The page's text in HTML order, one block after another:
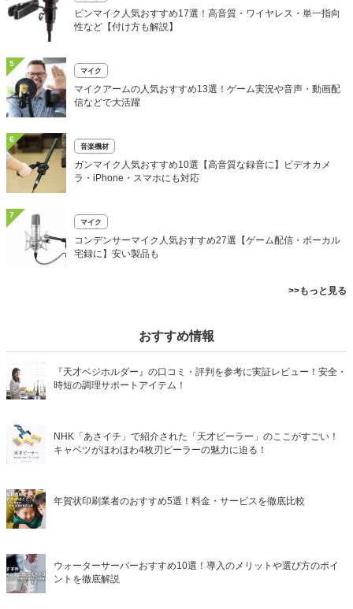
ピンマイク人気おすすめ17選！高音質・ワイヤレス・単一指向
性など【付け方も解説】
5
マイク
マイクアームの人気おすすめ13選！ゲーム実況や音声・動画配
信などで大活躍
6
音楽機材
ガンマイク人気おすすめ10選【高音質な録音に】ビデオカメ
ラ・iPhone・スマホにも対応
7
マイク
コンデンサーマイク人気おすすめ27選【ゲーム配信・ボーカル
宅録に】安い製品も
>>もっと見る
おすすめ情報
『天才ベジホルダー』の口コミ・評判を参考に実証レビュー！安全・
時短の調理サポートアイテム！
NHK「あさイチ」で紹介された「天才ピーラー」のここがすごい！
キャベツがほわほわ4枚刃ピーラーの魅力に迫る！
年賀状印刷業者のおすすめ5選！料金・サービスを徹底比較
ウォーターサーバーおすすめ10選！導入のメリットや選び方のポイ
ントを徹底解説